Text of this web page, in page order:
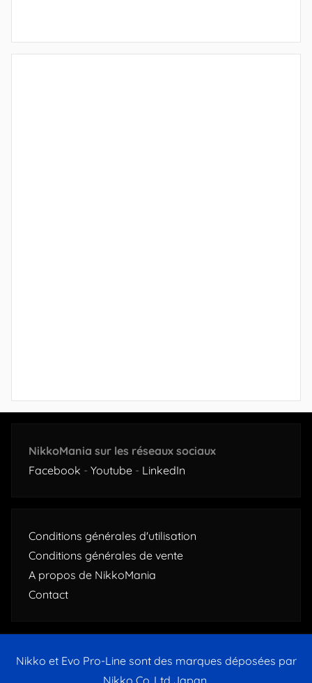
NikkoMania sur les réseaux sociaux
Facebook - Youtube - LinkedIn
Conditions générales d'utilisation
Conditions générales de vente
A propos de NikkoMania
Contact
Nikko et Evo Pro-Line sont des marques déposées par